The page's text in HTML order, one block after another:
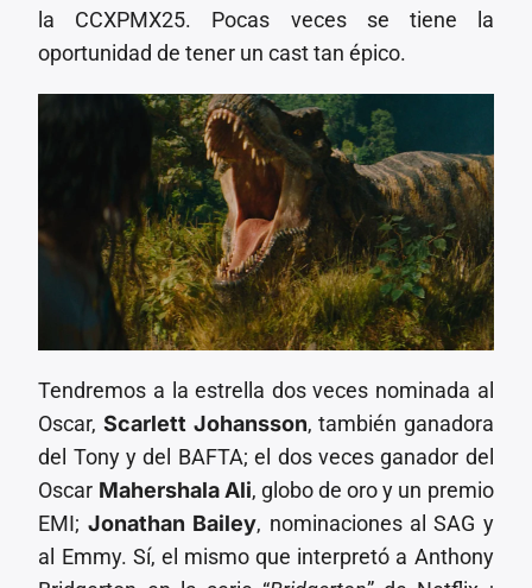
la CCXPMX25. Pocas veces se tiene la
oportunidad de tener un cast tan épico.
Tendremos a la estrella dos veces nominada al
Oscar, Scarlett Johansson, también ganadora
del Tony y del BAFTA; el dos veces ganador del
Oscar Mahershala Ali, globo de oro y un premio
EMI; Jonathan Bailey, nominaciones al SAG y
al Emmy. Sí, el mismo que interpretó a Anthony